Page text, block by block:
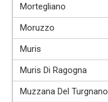
Mortegliano
Moruzzo
Muris
Muris Di Ragogna
Muzzana Del Turgnano